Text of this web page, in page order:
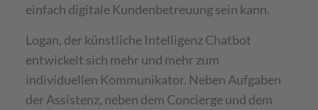
einfach digitale Kundenbetreuung sein kann.
Logan, der künstliche Intelligenz Chatbot
entwickelt sich mehr und mehr zum
individuellen Kommunikator. Neben Aufgaben
der Assistenz, neben dem Concierge und dem